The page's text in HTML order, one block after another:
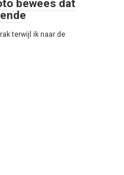
bewees dat
terwijl ik naar de